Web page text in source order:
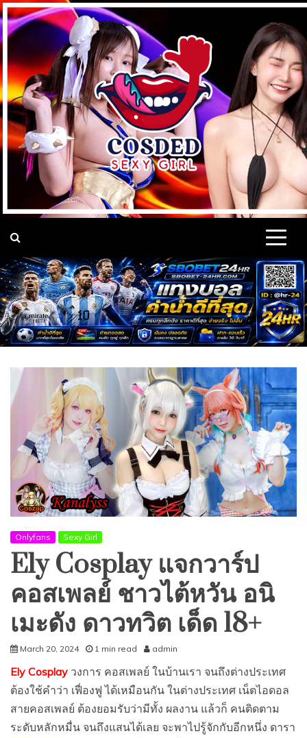
Skip
to
content
แจกวาร์ป เน็ตไอดอล ดาว
ทวิต Onlyfans หุ่นเอ็กซ์
VK นางแบบ ชื่อดัง มาแรง
18+
แจกวาร์ป เปิดวาร์ป เน็ตไอดอล นางแบบ Cup e คอสเพลย์ เซ็กซี่
ดาวทวิต Onlyfans VK หุ่นแซ่บ ติ๊กต็อค เต้นยั่ว มาแรง ติดกระแส
Onlyfans Sexy Girl
Ely Cosplay แจกวาร์ป
คอสเพลย์ ชาวไต้หวัน อนิ
เมะดัง ดาวทวิต เด็ด 18+
March 20, 2024 1 min read admin
Ely Cosplay วงการ คอสเพลย์ ในบ้านเรา จนถึงต่างประเทศ
ต้องใช้คำว่า เฟื่องฟู ได้เหมือนกัน ในต่างประเทศ เน็ตไอดอล
สายคอสเพลย์ ต้องยอมรับว่ามีทั้ง ผลงาน แล้วก็ คนติดตาม
ระดับหลักหมื่น จนถึงแสนได้เลย จะพาไปรู้จักกับอีกหนึ่ง ดารา